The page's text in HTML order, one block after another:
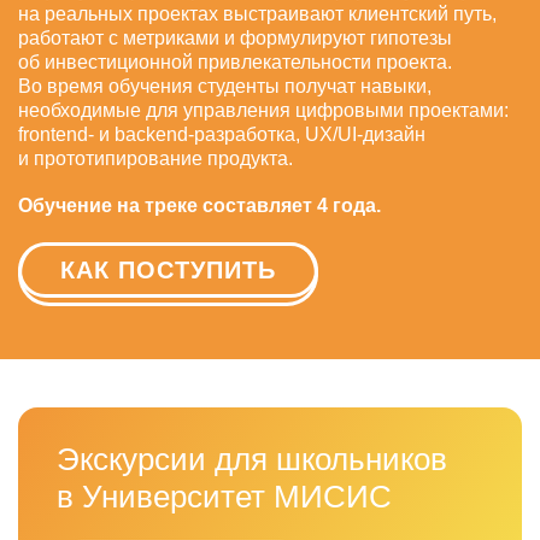
на реальных проектах выстраивают клиентский путь,
работают с метриками и формулируют гипотезы
об инвестиционной привлекательности проекта.
Во время обучения студенты получат навыки,
необходимые для управления цифровыми проектами:
frontend- и backend-разработка, UX/UI-дизайн
и прототипирование продукта.
Обучение на треке составляет 4 года.
КАК ПОСТУПИТЬ
Экскурсии для школьников
в Университет МИСИС